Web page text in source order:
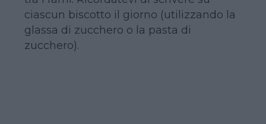
ciascun biscotto il giorno (utilizzando la
glassa di zucchero o la pasta di
zucchero).